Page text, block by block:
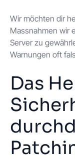
Wir möchten dir
Massnahmen wir
Server zu
Warnungen oft
Das